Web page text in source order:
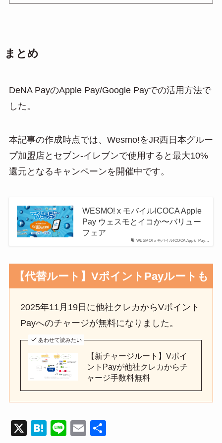
まとめ
DeNA PayのApple Pay/Google Payでの活用方法で
した。
本記事の作成時点では、Wesmo!をJR西日本グルー
プ加盟店とセブン-イレブンで使用すると最大10%
還元となるキャンペーンを開催中です。
WESMO! x モバイルICOCA Apple Pay…
WESMO! x モバイルICOCA Apple
Pay ウェスモとイコか〜バリュー
フェア
【代替ルート】VポイントPayルートも
2025年11月19日に他社クレカからVポイント
Payへのチャージが無料になりました。
あわせて読みたい
【新チャージルート】Vポイ
ントPayが他社クレカからチ
ャージ手数料無料
X
H
Li
E